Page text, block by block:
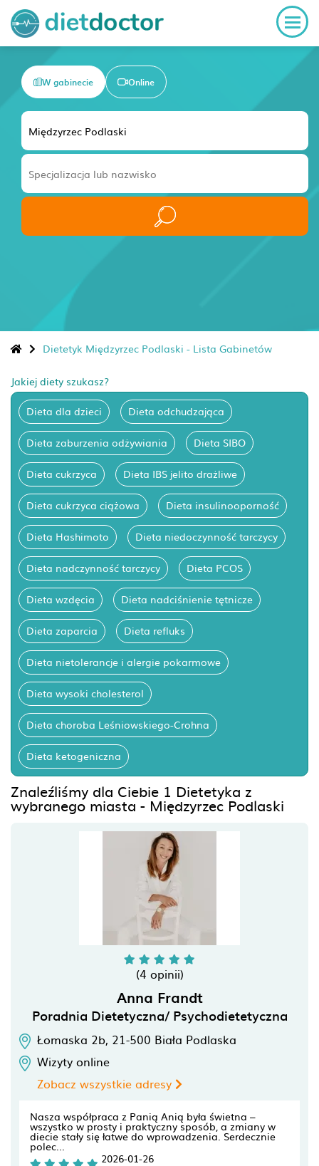
W gabinecie Online
Dietetyk Międzyrzec Podlaski - Lista Gabinetów
Jakiej diety szukasz?
Dieta dla dzieci Dieta odchudzająca
Dieta zaburzenia odżywiania Dieta SIBO
Dieta cukrzyca Dieta IBS jelito drażliwe
Dieta cukrzyca ciążowa Dieta insulinooporność
Dieta Hashimoto Dieta niedoczynność tarczycy
Dieta nadczynność tarczycy Dieta PCOS
Dieta wzdęcia Dieta nadciśnienie tętnicze
Dieta zaparcia Dieta refluks
Dieta nietolerancje i alergie pokarmowe
Dieta wysoki cholesterol
Dieta choroba Leśniowskiego-Crohna
Dieta ketogeniczna
Znaleźliśmy dla Ciebie 1 Dietetyka z
wybranego miasta - Międzyrzec Podlaski
(4 opinii)
Anna Frandt
Poradnia Dietetyczna/ Psychodietetyczna
Łomaska 2b, 21-500 Biała Podlaska
Wizyty online
Zobacz wszystkie adresy
Nasza współpraca z Panią Anią była świetna –
wszystko w prosty i praktyczny sposób, a zmiany w
diecie stały się łatwe do wprowadzenia. Serdecznie
polec...
2026-01-26